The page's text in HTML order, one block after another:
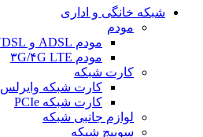
شبکه خانگی و اداری
مودم
مودم ADSL و VDSL
مودم ۳G/۴G LTE
کارت شبکه
کارت شبکه وایرلس USB
کارت شبکه PCIe
لوازم جانبی شبکه
سوییچ شبکه